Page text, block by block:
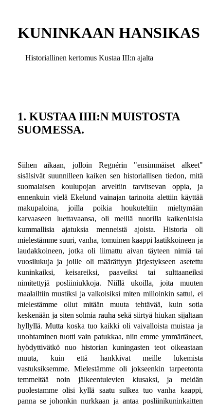
KUNINKAAN HANSIKAS
Historiallinen kertomus Kustaa III:n ajalta
1. KUSTAA IIII:N MUISTOSTA
SUOMESSA.
Siihen aikaan, jolloin Regnérin "ensimmäiset alkeet"
sisälsivät suunnilleen kaiken sen historiallisen tiedon, mitä
suomalaisen koulupojan arveltiin tarvitsevan oppia, ja
ennenkuin vielä Ekelund vainajan tarinoita alettiin käyttää
makupaloina, joilla poikia houkuteltiin mieltymään
karvaaseen luettavaansa, oli meillä nuorilla kaikenlaisia
kummallisia ajatuksia menneistä ajoista. Historia oli
mielestämme suuri, vanha, tomuinen kaappi laatikkoineen ja
laudakkoineen, jotka oli liimattu aivan täyteen nimiä tai
vuosilukuja ja joille oli määrättyyn järjestykseen asetettu
kuninkaiksi, keisareiksi, paaveiksi tai sulttaaneiksi
nimitettyjä posliiniukkoja. Niillä ukoilla, joita muuten
maalailtiin mustiksi ja valkoisiksi miten milloinkin sattui, ei
mielestämme ollut mitään muuta tehtävää, kuin sotia
keskenään ja siten solmia rauha sekä siirtyä hiukan sijaltaan
hyllyllä. Mutta koska tuo kaikki oli vaivalloista muistaa ja
unohtaminen tuotti vain patukkaa, niin emme ymmärtäneet,
hyödyttivätkö nuo historian kuningasten teot oikeastaan
muuta, kuin että hankkivat meille lukemista
vastuksiksemme. Mielestämme oli jokseenkin tarpeetonta
temmeltää noin jälkeentulevien kiusaksi, ja meidän
puolestamme olisi kyllä saatu sulkea tuo vanha kaappi,
panna se johonkin nurkkaan ja antaa posliinikuninkaitten